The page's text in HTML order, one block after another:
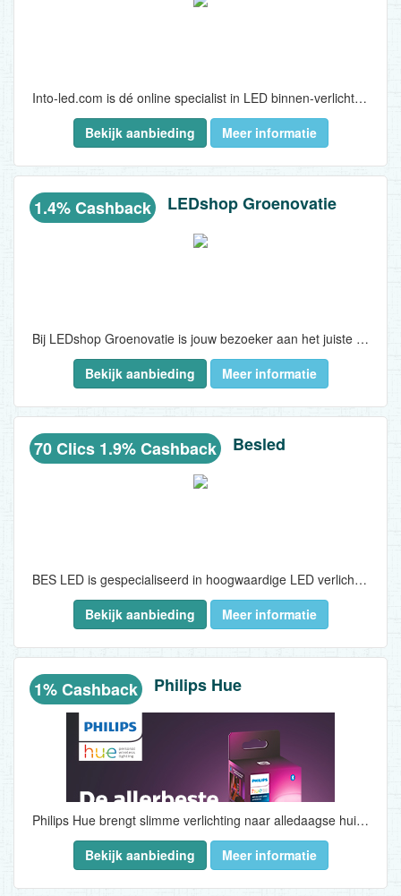
Into-led.com is dé online specialist in LED binnen-verlichting, LED buitenverlichting, LED- horeca & retailverlichting, LED spots, LED lampen en LED toebehoren van hoge kwaliteit voor een scherpe prijs!
Uiteraard kunt u bij Into-led.com ook terecht voor een gedegen advies, zodat u altijd de juiste beslissing maakt voor uw nieuwe LED verlichting...
Bekijk aanbieding Meer informatie
1.4% Cashback LEDshop Groenovatie
Bij LEDshop Groenovatie is jouw bezoeker aan het juiste adres voor een breed assortiment LED verlichting, zoals: LED Spots, LED Panelen, LED TL-Buizen, buiten LED verlichting, LED Strips etc. en talloze verwante accessoires tegen scherpe prijzen...
Bekijk aanbieding
Meer informatie
70 Clics 1.9% Cashback Besled
BES LED is gespecialiseerd in hoogwaardige LED verlichting voor zowel bedrijven als particulieren. Bij BES LED bent u aan het juiste adres voor LED-verlichting voor elk interieur en persoonlijke smaak. Hieronder de voordelen op een rijtje..
Bekijk aanbieding
Meer informatie
1% Cashback Philips Hue
Philips Hue brengt slimme verlichting naar alledaagse huizen, zodat iedereen speciale momenten kan creëren en kan automatiseren met licht...
Bekijk aanbieding
Meer informatie